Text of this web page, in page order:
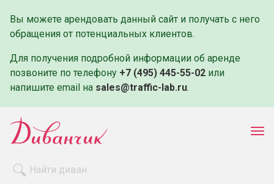
Вы можете арендовать данный сайт и получать с него
обращения от потенциальных клиентов.
Для получения подробной информации об аренде
позвоните по телефону +7 (495) 445-55-02 или
напишите email на sales@traffic-lab.ru.